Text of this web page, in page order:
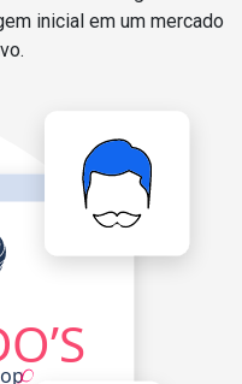
inicial em um mercado